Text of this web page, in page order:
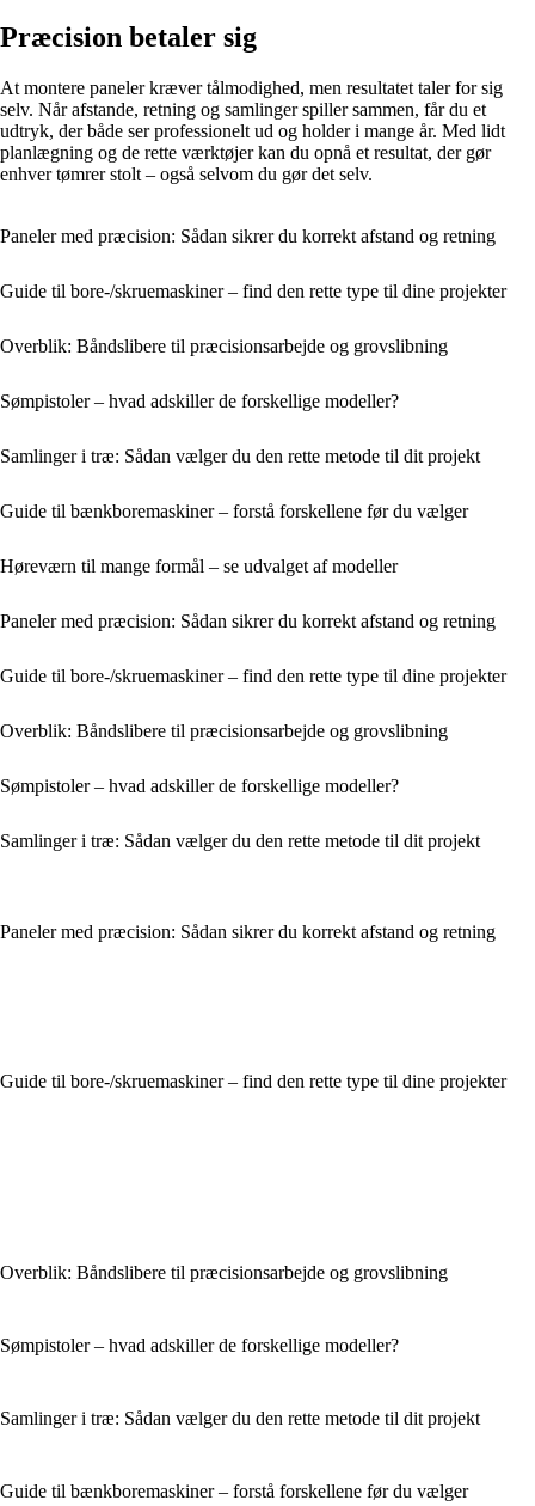
Præcision betaler sig
At montere paneler kræver tålmodighed, men resultatet taler for sig
selv. Når afstande, retning og samlinger spiller sammen, får du et
udtryk, der både ser professionelt ud og holder i mange år. Med lidt
planlægning og de rette værktøjer kan du opnå et resultat, der gør
enhver tømrer stolt – også selvom du gør det selv.
Paneler med præcision: Sådan sikrer du korrekt afstand og retning
Guide til bore-/skruemaskiner – find den rette type til dine projekter
Overblik: Båndslibere til præcisionsarbejde og grovslibning
Sømpistoler – hvad adskiller de forskellige modeller?
Samlinger i træ: Sådan vælger du den rette metode til dit projekt
Guide til bænkboremaskiner – forstå forskellene før du vælger
Høreværn til mange formål – se udvalget af modeller
Paneler med præcision: Sådan sikrer du korrekt afstand og retning
Guide til bore-/skruemaskiner – find den rette type til dine projekter
Overblik: Båndslibere til præcisionsarbejde og grovslibning
Sømpistoler – hvad adskiller de forskellige modeller?
Samlinger i træ: Sådan vælger du den rette metode til dit projekt
Paneler med præcision: Sådan sikrer du korrekt afstand og retning
Guide til bore-/skruemaskiner – find den rette type til dine projekter
Overblik: Båndslibere til præcisionsarbejde og grovslibning
Sømpistoler – hvad adskiller de forskellige modeller?
Samlinger i træ: Sådan vælger du den rette metode til dit projekt
Guide til bænkboremaskiner – forstå forskellene før du vælger